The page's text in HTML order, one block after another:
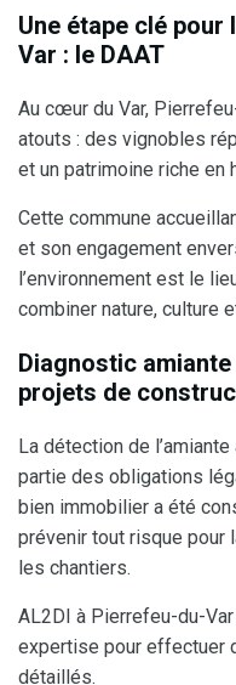
Une étape clé
Var : le DAAT
Au cœur du Var,
atouts : des vignobles
et un patrimoine riche en
Cette commune
et son engagement
l’environnement est le
combiner nature, culture
Diagnostic
projets de
La détection de
partie des obligations
bien immobilier a été
prévenir tout risque pour
les chantiers.
AL2DI à Pierrefeu-du-
expertise pour effectuer
détaillés.